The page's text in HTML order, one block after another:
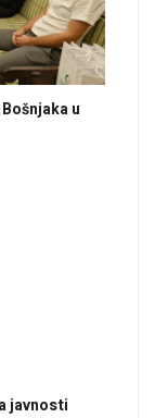
u
javnosti